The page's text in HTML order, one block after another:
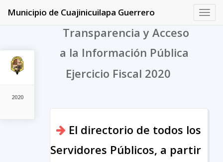
2020
Municipio de Cuajinicuilapa Guerrero
Transparencia y Acceso
a la Información Pública
Ejercicio Fiscal 2020
El directorio de todos los
Servidores Públicos, a partir